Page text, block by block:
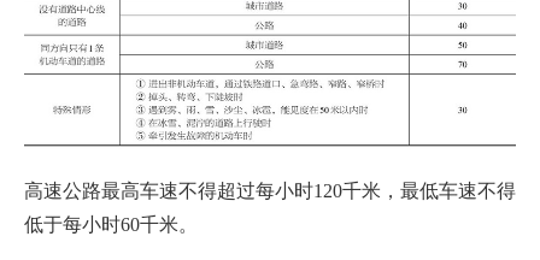
高速公路最高车速不得超过每小时120千米，最低车速不得
低于每小时60千米。